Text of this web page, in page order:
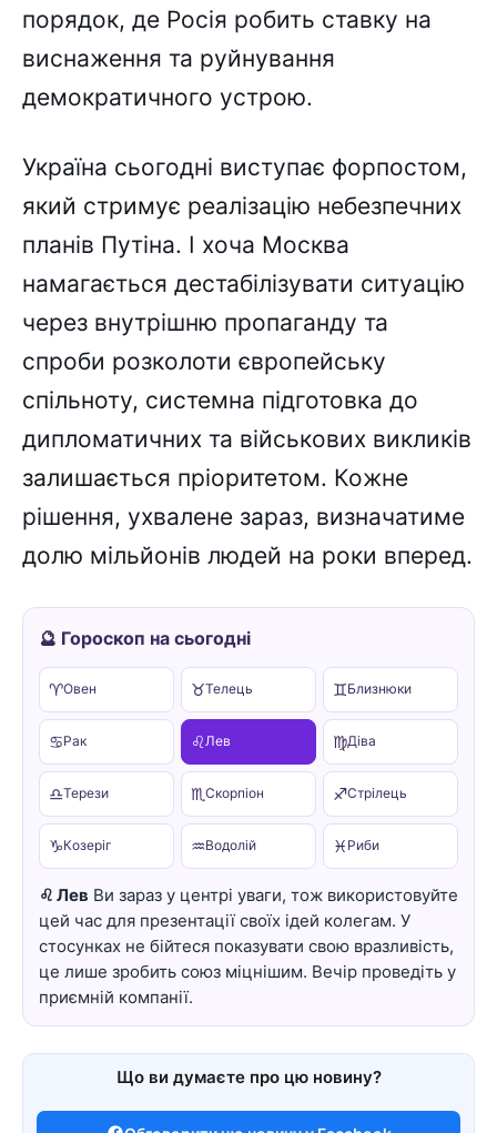
порядок, де Росія робить ставку на
виснаження та руйнування
демократичного устрою.
Україна сьогодні виступає форпостом,
який стримує реалізацію небезпечних
планів Путіна. І хоча Москва
намагається дестабілізувати ситуацію
через внутрішню пропаганду та
спроби розколоти європейську
спільноту, системна підготовка до
дипломатичних та військових викликів
залишається пріоритетом. Кожне
рішення, ухвалене зараз, визначатиме
долю мільйонів людей на роки вперед.
🔮 Гороскоп на сьогодні
♈Овен ♉Телець ♊Близнюки
♋Рак ♌Лев ♍Діва
♎Терези ♏ Скорпіон ♐Стрілець
♑Козеріг ♒Водолій ♓ Риби
♌ Лев Ви зараз у центрі уваги, тож використовуйте
цей час для презентації своїх ідей колегам. У
стосунках не бійтеся показувати свою вразливість,
це лише зробить союз міцнішим. Вечір проведіть у
приємній компанії.
Що ви думаєте про цю новину?